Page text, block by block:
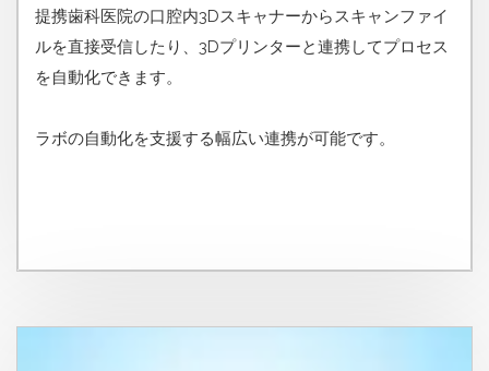
提携歯科医院の口腔内3Dスキャナーからスキャンファイ
ルを直接受信したり、3Dプリンターと連携してプロセス
を自動化できます。
ラボの自動化を支援する幅広い連携が可能です。